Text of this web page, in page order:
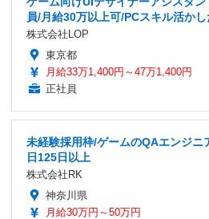
員/月給30万以上可/PCスキル活か
株式会社LOP
東京都
月給33万1,400円～47万1,400円
正社員
未経験採用枠/ゲームのQAエンジニ
日125日以上
株式会社RK
神奈川県
月給30万円～50万円